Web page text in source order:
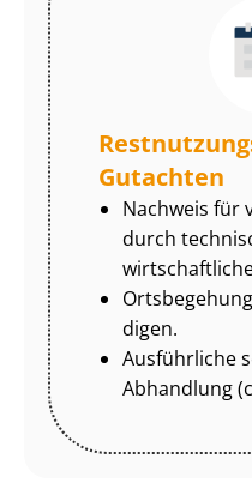
Gutachten
Nachweis für
durch
di­gen.
Ausführliche
Abhandlung